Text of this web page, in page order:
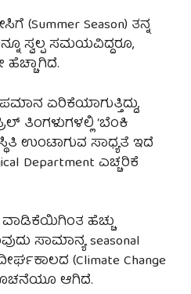
(Summer Season) ತನ್ನ
ಸ್ವಲ್ಪ ಸಮಯವಿದ್ದರೂ,
ಏರಿಕೆಯಾಗುತ್ತಿದ್ದು,
ತಿಂಗಳುಗಳಲ್ಲಿ ‘ಬೆಂಕಿ
ಉಂಟಾಗುವ ಸಾಧ್ಯತೆ ಇದೆ
Department ಎಚ್ಚರಿಕೆ
ವಾಡಿಕೆಯಿಗಿಂತ ಹೆಚ್ಚು
ಸಾಮಾನ್ಯ seasonal
(Climate Change
ಆಗಿದೆ.